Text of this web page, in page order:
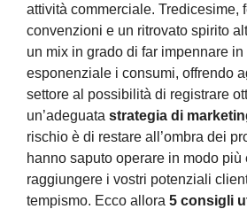
attività commerciale. Tredicesime,
convenzioni e un ritrovato spirito
un mix in grado di far impennare in
esponenziale i consumi, offrendo
settore al possibilità di registrare
un’adeguata strategia di
rischio è di restare all’ombra dei
hanno saputo operare in modo più
raggiungere i vostri potenziali
tempismo. Ecco allora 5 consigli